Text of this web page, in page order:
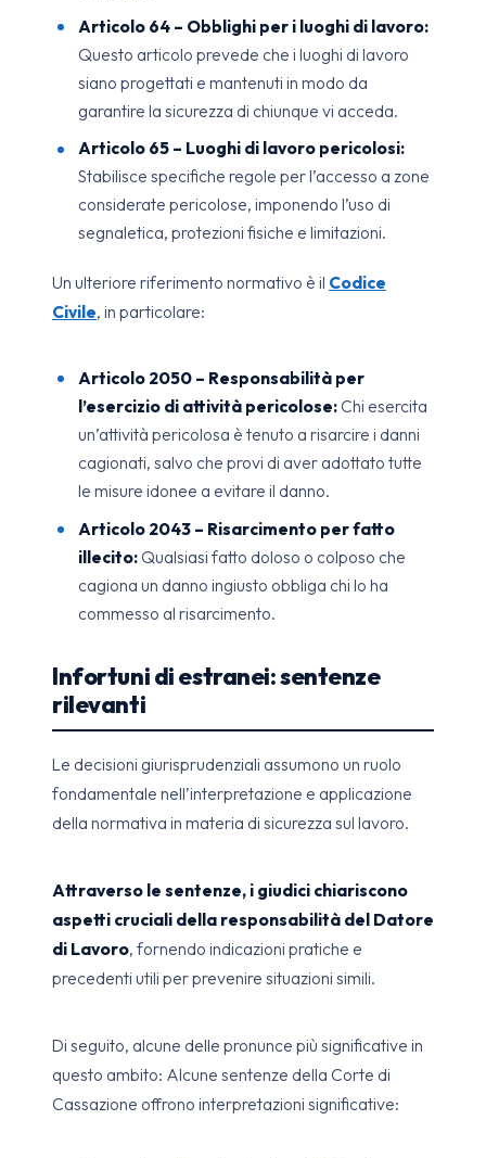
Articolo 64 – Obblighi per i luoghi di lavoro:
Questo articolo prevede che i luoghi di lavoro
siano progettati e mantenuti in modo da
garantire la sicurezza di chiunque vi acceda.
Articolo 65 – Luoghi di lavoro pericolosi:
Stabilisce specifiche regole per l’accesso a zone
considerate pericolose, imponendo l’uso di
segnaletica, protezioni fisiche e limitazioni.
Un ulteriore riferimento normativo è il Codice
Civile, in particolare:
Articolo 2050 – Responsabilità per
l’esercizio di attività pericolose: Chi esercita
un’attività pericolosa è tenuto a risarcire i danni
cagionati, salvo che provi di aver adottato tutte
le misure idonee a evitare il danno.
Articolo 2043 – Risarcimento per fatto
illecito: Qualsiasi fatto doloso o colposo che
cagiona un danno ingiusto obbliga chi lo ha
commesso al risarcimento.
Infortuni di estranei: sentenze
rilevanti
Le decisioni giurisprudenziali assumono un ruolo
fondamentale nell’interpretazione e applicazione
della normativa in materia di sicurezza sul lavoro.
Attraverso le sentenze, i giudici chiariscono
aspetti cruciali della responsabilità del Datore
di Lavoro, fornendo indicazioni pratiche e
precedenti utili per prevenire situazioni simili.
Di seguito, alcune delle pronunce più significative in
questo ambito: Alcune sentenze della Corte di
Cassazione offrono interpretazioni significative: